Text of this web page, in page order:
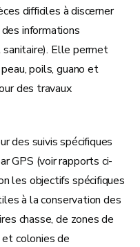
difficiles à discerner
informations
Elle permet
poils, guano et
des travaux
des suivis spécifiques
GPS (voir rapports ci-
les objectifs spécifiques
à la conservation des
chasse, de zones de
colonies de